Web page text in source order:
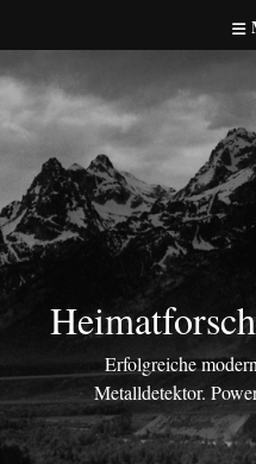
to
content
Erfolgreiche
Metalldetektor.